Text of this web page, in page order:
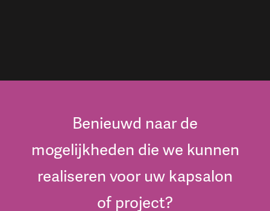
Benieuwd naar de
mogelijkheden die we kunnen
realiseren voor uw kapsalon
of project?